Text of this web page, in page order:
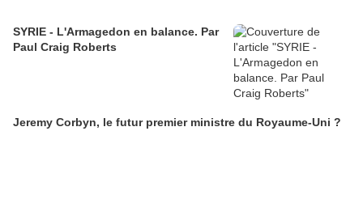
SYRIE - L'Armagedon en balance. Par
Paul Craig Roberts
Jeremy Corbyn, le futur premier ministre du Royaume-Uni ?